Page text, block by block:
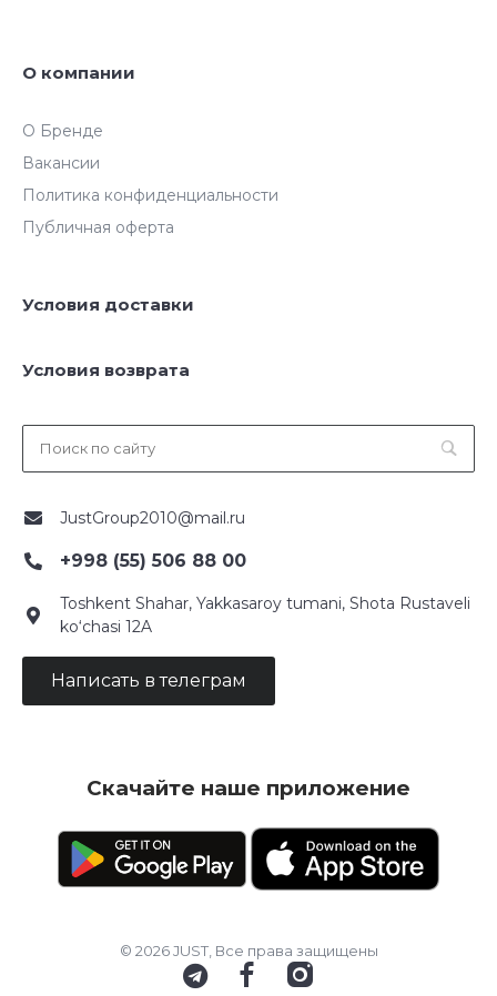
О компании
О Бренде
Вакансии
Политика конфиденциальности
Публичная оферта
Условия доставки
Условия возврата
JustGroup2010@mail.ru
+998 (55) 506 88 00
Toshkent Shahar, Yakkasaroy tumani, Shota Rustaveli
ko‘chasi 12A
Написать в телеграм
Скачайте наше приложение
© 2026 JUST, Все права защищены